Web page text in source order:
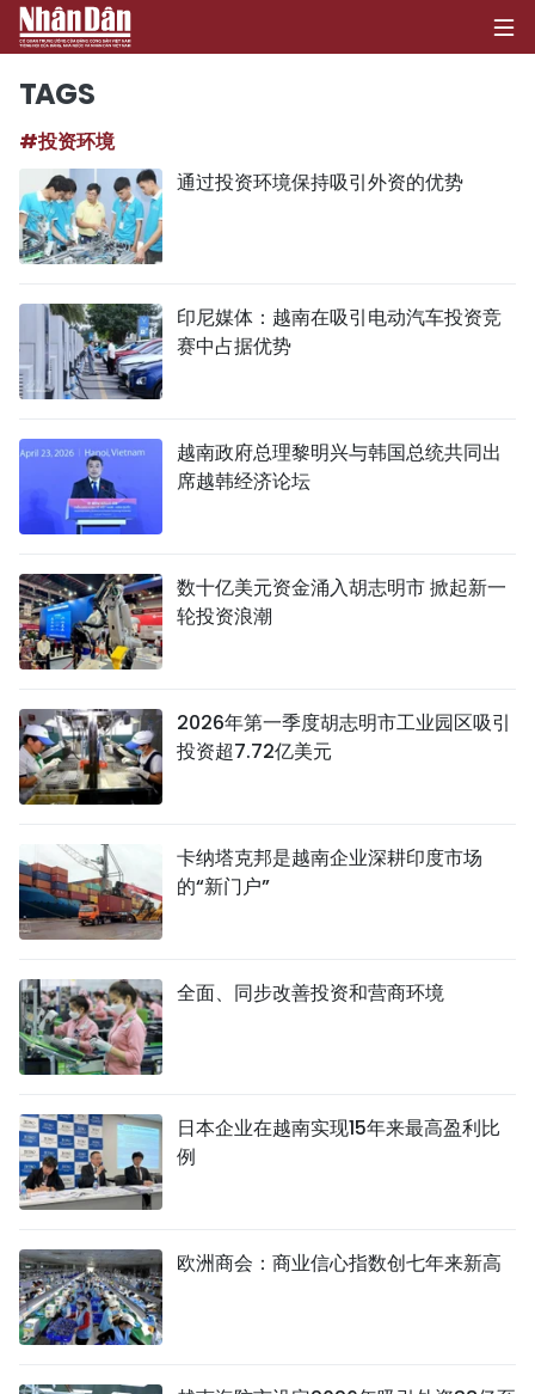
社会
文化
旅游
史海
图表新闻
РУССКИЙ
TAGS
#投资环境
通过投资环境保持吸引外资的优势
印尼媒体：越南在吸引电动汽车投资竞
赛中占据优势
越南政府总理黎明兴与韩国总统共同出
席越韩经济论坛
数十亿美元资金涌入胡志明市 掀起新一
轮投资浪潮
2026年第一季度胡志明市工业园区吸引
投资超7.72亿美元
卡纳塔克邦是越南企业深耕印度市场
的“新门户”
全面、同步改善投资和营商环境
日本企业在越南实现15年来最高盈利比
例
欧洲商会：商业信心指数创七年来新高